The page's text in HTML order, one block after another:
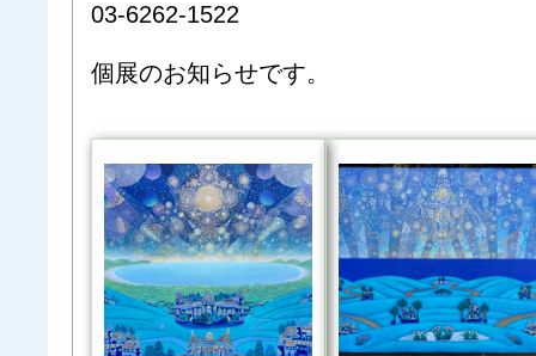
03-6262-1522
個展のお知らせです。